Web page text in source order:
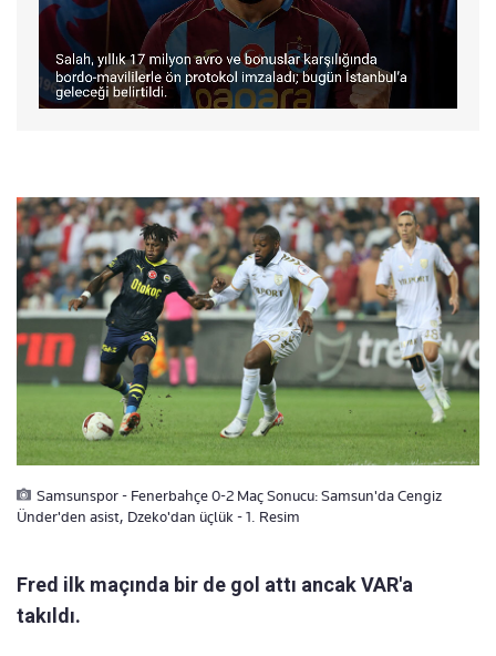
Samsunspor - Fenerbahçe 0-2 Maç Sonucu: Samsun'da Cengiz
Ünder'den asist, Dzeko'dan üçlük - 1. Resim
Fred ilk maçında bir de gol attı ancak VAR'a
takıldı.